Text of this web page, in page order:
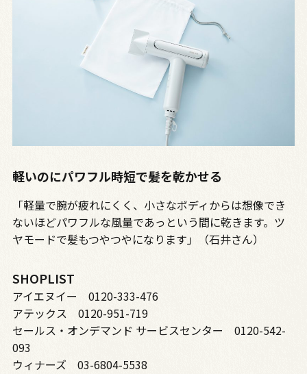
軽いのにパワフル時短で髪を乾かせる
「軽量で腕が疲れにくく、小さなボディからは想像でき
ないほどパワフルな風量であっという間に乾きます。ツ
ヤモードで髪もつやつやになります」（石井さん）
SHOPLIST
アイエヌイー 0120-333-476
アテックス 0120-951-719
セールス・オンデマンド サービスセンター 0120-542-
093
ウィナーズ 03-6804-5538